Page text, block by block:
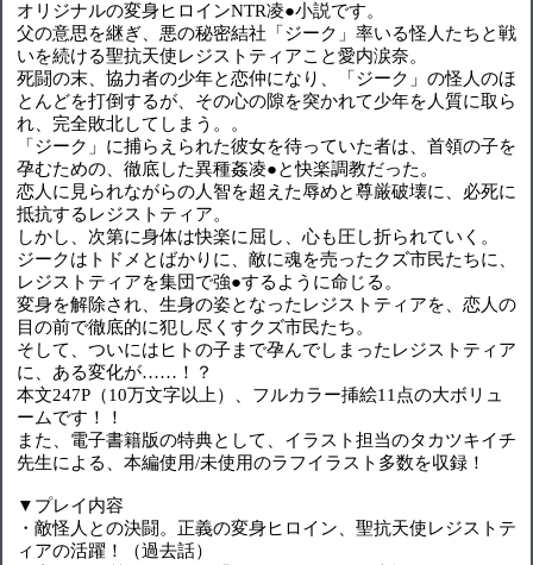
オリジナルの変身ヒロインNTR凌●小説です。
父の意思を継ぎ、悪の秘密結社「ジーク」率いる怪人たちと戦
いを続ける聖抗天使レジストティアこと愛内涙奈。
死闘の末、協力者の少年と恋仲になり、「ジーク」の怪人のほ
とんどを打倒するが、その心の隙を突かれて少年を人質に取ら
れ、完全敗北してしまう。。
「ジーク」に捕らえられた彼女を待っていた者は、首領の子を
孕むための、徹底した異種姦凌●と快楽調教だった。
恋人に見られながらの人智を超えた辱めと尊厳破壊に、必死に
抵抗するレジストティア。
しかし、次第に身体は快楽に屈し、心も圧し折られていく。
ジークはトドメとばかりに、敵に魂を売ったクズ市民たちに、
レジストティアを集団で強●するように命じる。
変身を解除され、生身の姿となったレジストティアを、恋人の
目の前で徹底的に犯し尽くすクズ市民たち。
そして、ついにはヒトの子まで孕んでしまったレジストティア
に、ある変化が……！？
本文247P（10万文字以上）、フルカラー挿絵11点の大ボリュ
ームです！！
また、電子書籍版の特典として、イラスト担当のタカツキイチ
先生による、本編使用/未使用のラフイラスト多数を収録！
▼プレイ内容
・敵怪人との決闘。正義の変身ヒロイン、聖抗天使レジストテ
ィアの活躍！（過去話）